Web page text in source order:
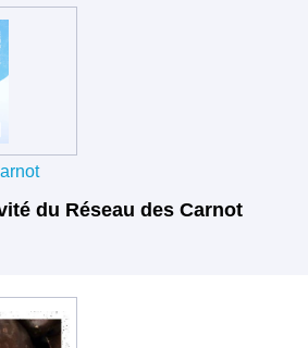
du Réseau des Carnot